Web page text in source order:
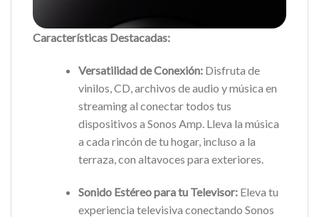
Características Destacadas:
Versatilidad de Conexión: Disfruta de
vinilos, CD, archivos de audio y música en
streaming al conectar todos tus
dispositivos a Sonos Amp. Lleva la música
a cada rincón de tu hogar, incluso a la
terraza, con altavoces para exteriores.
Sonido Estéreo para tu Televisor: Eleva tu
experiencia televisiva conectando Sonos